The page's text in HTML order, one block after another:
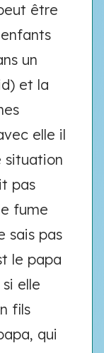
être
un
et la
elle il
situation
pas
fume
sais pas
le papa
elle
fils
qui